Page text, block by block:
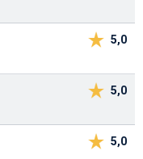
5,0
5,0
5,0